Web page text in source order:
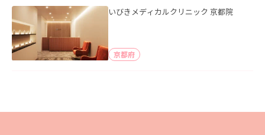
いびきメディカルクリニック 京都院
京都府